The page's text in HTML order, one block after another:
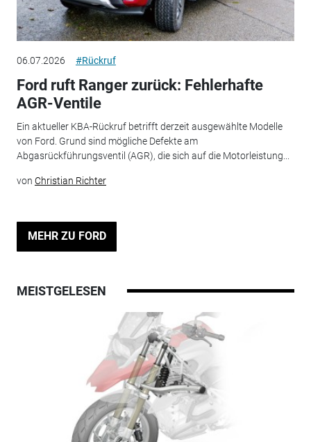
06.07.2026 #Rückruf
Ford ruft Ranger zurück: Fehlerhafte
AGR-Ventile
Ein aktueller KBA-Rückruf betrifft derzeit ausgewählte Modelle
von Ford. Grund sind mögliche Defekte am
Abgasrückführungsventil (AGR), die sich auf die Motorleistung...
von Christian Richter
MEHR ZU FORD
MEISTGELESEN